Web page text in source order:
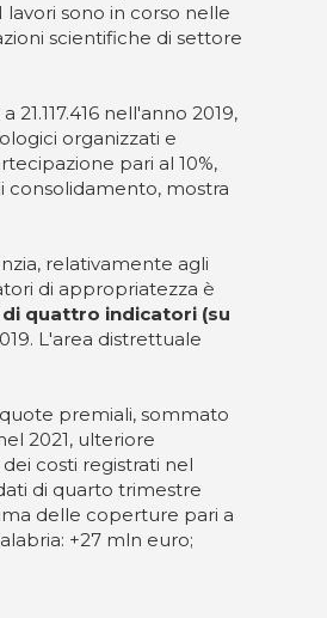
lavori sono in corso nelle
scientifiche di settore
nell'anno 2019,
organizzati e
pari al 10%,
consolidamento, mostra
relativamente agli
di appropriatezza è
quattro indicatori (su
L'area distrettuale
premiali, sommato
2021, ulteriore
costi registrati nel
di quarto trimestre
delle coperture pari a
+27 mln euro;